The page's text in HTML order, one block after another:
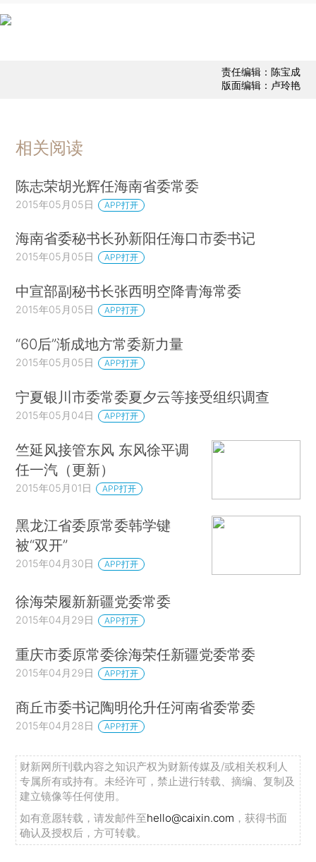
责任编辑：陈宝成
版面编辑：卢玲艳
相关阅读
陈志荣胡光辉任海南省委常委
2015年05月05日 APP打开
海南省委秘书长孙新阳任海口市委书记
2015年05月05日 APP打开
中宣部副秘书长张西明空降青海常委
2015年05月05日 APP打开
“60后”渐成地方常委新力量
2015年05月05日 APP打开
宁夏银川市委常委夏夕云等接受组织调查
2015年05月04日 APP打开
竺延风接管东风 东风徐平调
任一汽（更新）
2015年05月01日 APP打开
黑龙江省委原常委韩学键
被“双开”
2015年04月30日 APP打开
徐海荣履新新疆党委常委
2015年04月29日 APP打开
重庆市委原常委徐海荣任新疆党委常委
2015年04月29日 APP打开
商丘市委书记陶明伦升任河南省委常委
2015年04月28日 APP打开
财新网所刊载内容之知识产权为财新传媒及/或相关权利人
专属所有或持有。未经许可，禁止进行转载、摘编、复制及
建立镜像等任何使用。
如有意愿转载，请发邮件至hello@caixin.com ，获得书面
确认及授权后，方可转载。